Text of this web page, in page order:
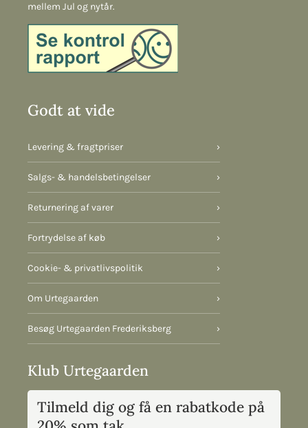
mellem Jul og nytår.
Godt at vide
Levering & fragtpriser ›
Salgs- & handelsbetingelser ›
Returnering af varer ›
Fortrydelse af køb ›
Cookie- & privatlivspolitik ›
Om Urtegaarden ›
Besøg Urtegaarden Frederiksberg ›
Klub Urtegaarden
Tilmeld dig og få en rabatkode på